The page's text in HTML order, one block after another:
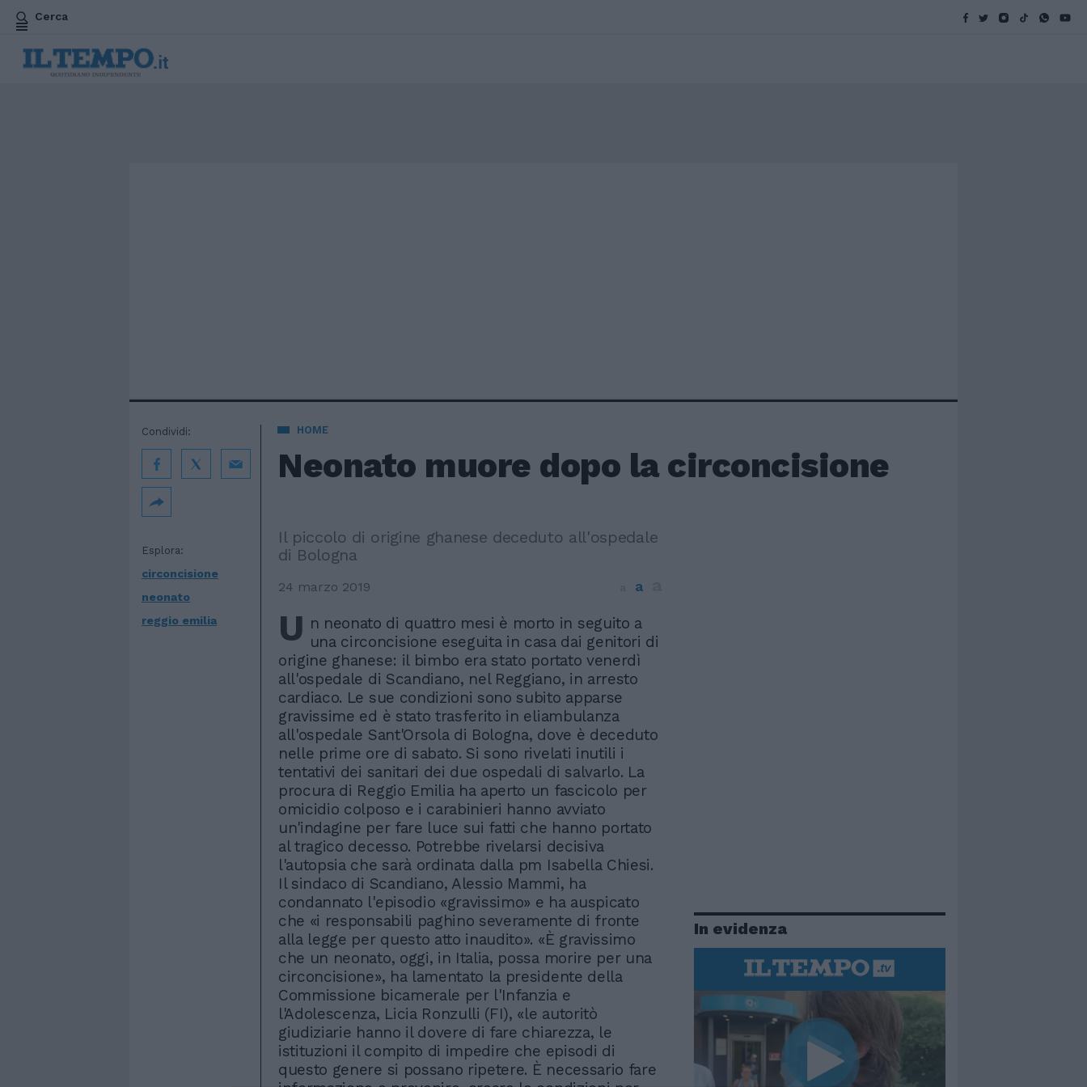
Cerca
HOME
Neonato muore dopo la circoncisione
Esplora:
circoncisione
neonato
reggio emilia
Condividi:
Il piccolo di origine ghanese deceduto all'ospedale
di Bologna
24 marzo 2019 a
U n neonato di quattro mesi è morto in seguito a
una circoncisione eseguita in casa dai genitori di
origine ghanese: il bimbo era stato portato venerdì
all'ospedale di Scandiano, nel Reggiano, in arresto
cardiaco. Le sue condizioni sono subito apparse
gravissime ed è stato trasferito in eliambulanza
all'ospedale Sant'Orsola di Bologna, dove è deceduto
nelle prime ore di sabato. Si sono rivelati inutili i
tentativi dei sanitari dei due ospedali di salvarlo. La
procura di Reggio Emilia ha aperto un fascicolo per
omicidio colposo e i carabinieri hanno avviato
un'indagine per fare luce sui fatti che hanno portato
al tragico decesso. Potrebbe rivelarsi decisiva
l'autopsia che sarà ordinata dalla pm Isabella Chiesi.
Il sindaco di Scandiano, Alessio Mammi, ha
condannato l'episodio «gravissimo» e ha auspicato
che «i responsabili paghino severamente di fronte
alla legge per questo atto inaudito». «È gravissimo
che un neonato, oggi, in Italia, possa morire per una
circoncisione», ha lamentato la presidente della
Commissione bicamerale per l'Infanzia e
l'Adolescenza, Licia Ronzulli (FI), «le autoritò
giudiziarie hanno il dovere di fare chiarezza, le
istituzioni il compito di impedire che episodi di
questo genere si possano ripetere. È necessario fare
In evidenza